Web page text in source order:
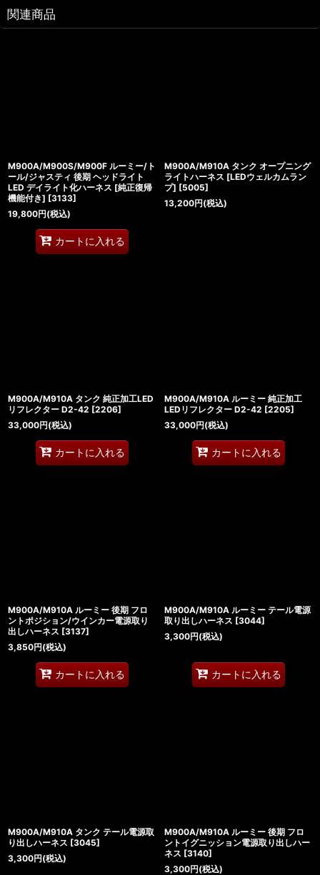
関連商品
M900A/M900S/M900F ルーミー/ト
ール/ジャスティ 後期 ヘッドライト
LED デイライト化ハーネス [純正復帰
機能付き] [3133]
19,800円(税込)
カートに入れる
M900A/M910A タンク オープニング
ライトハーネス [LEDウェルカムラン
プ] [5005]
13,200円(税込)
M900A/M910A タンク 純正加工LED
リフレクター D2-42 [2206]
33,000円(税込)
カートに入れる
M900A/M910A ルーミー 純正加工
LEDリフレクター D2-42 [2205]
33,000円(税込)
カートに入れる
M900A/M910A ルーミー 後期 フロ
ントポジション/ウインカー電源取り
出しハーネス [3137]
3,850円(税込)
カートに入れる
M900A/M910A ルーミー テール電源
取り出しハーネス [3044]
3,300円(税込)
カートに入れる
M900A/M910A タンク テール電源取
り出しハーネス [3045]
3,300円(税込)
M900A/M910A ルーミー 後期 フロ
ントイグニッション電源取り出しハー
ネス [3140]
3,300円(税込)